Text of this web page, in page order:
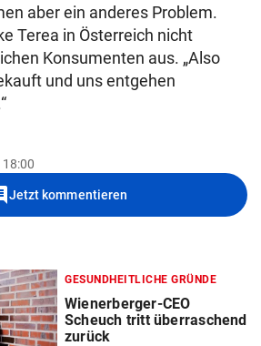
aber ein anderes Problem.
Terea in Österreich nicht
Konsumenten aus. „Also
und uns entgehen
Jetzt kommentieren
GESUNDHEITLICHE GRÜNDE
Wienerberger-CEO
Scheuch tritt überraschend
zurück